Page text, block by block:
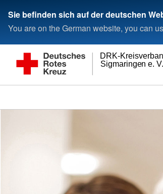
Sie befinden sich auf der deutschen
You are on the German website, you can
Sigmaringen e. V.
DRK-